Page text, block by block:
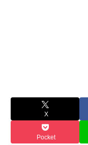
X
Pocket